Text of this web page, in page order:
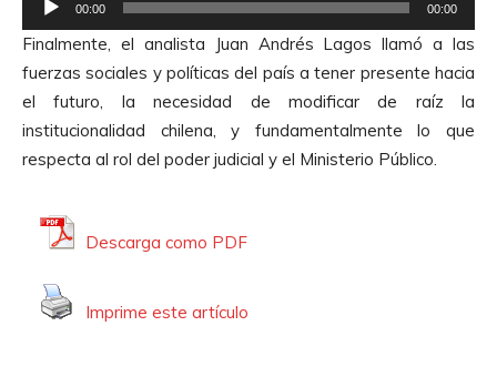
i
o
t
o
r
d
e
e
p
r
o
d
u
00:00 00:00
Finalmente, el analista Juan Andrés Lagos llamó a las
fuerzas sociales y políticas del país a tener presente hacia
el futuro, la necesidad de modificar de raíz la
institucionalidad chilena, y fundamentalmente lo que
respecta al rol del poder judicial y el Ministerio Público.
Descarga como PDF
Imprime este artículo